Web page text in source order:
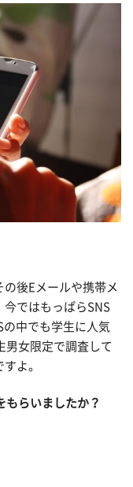
後Eメールや携帯メ
ではもっぱらSNS
中でも学生に人気
男女限定で調査して
よ。
もらいましたか？